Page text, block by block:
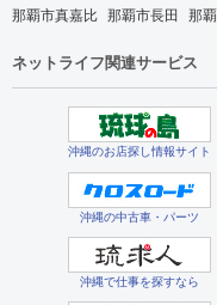
那覇市真嘉比 那覇市長田 那
ネットライフ関連サービス
沖縄のお店探し情報サイト
沖縄の中古車・パーツ
沖縄で仕事を探すなら